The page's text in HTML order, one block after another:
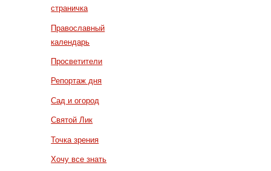
страничка
Православный
календарь
Просветители
Репортаж дня
Сад и огород
Святой Лик
Точка зрения
Хочу все знать